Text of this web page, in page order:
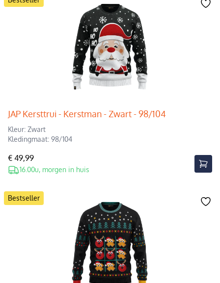
JAP Kersttrui - Kerstman - Zwart - 98/104
Kleur: Zwart
Kledingmaat: 98/104
€ 49,99
16.00u, morgen in huis
Bestseller